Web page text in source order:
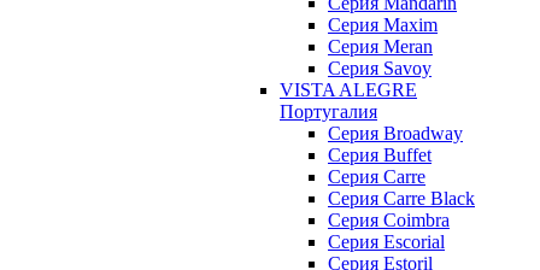
Cерия Maxim
Серия Meran
Серия Savoy
VISTA ALEGRE
Португалия
Серия Broadway
Серия Buffet
Серия Carre
Серия Carre Black
Серия Coimbra
Серия Escorial
Серия Estoril